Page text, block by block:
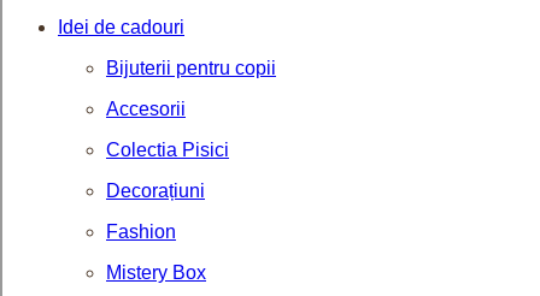
Idei de cadouri
Bijuterii pentru copii
Accesorii
Colectia Pisici
Decorațiuni
Fashion
Mistery Box